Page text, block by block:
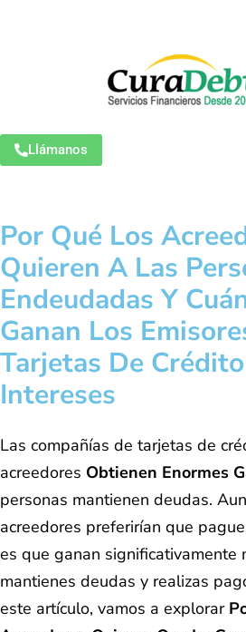
Llámanos
Por Qué Los
Quieren A Las
Endeudadas Y
Ganan Los
Tarjetas De
Intereses
Las compañías de tarjetas de
acreedores Obtienen Enormes
personas mantienen deudas.
acreedores preferirían que
es que ganan significativamente
mantienes deudas y realizas
este artículo, vamos a explorar